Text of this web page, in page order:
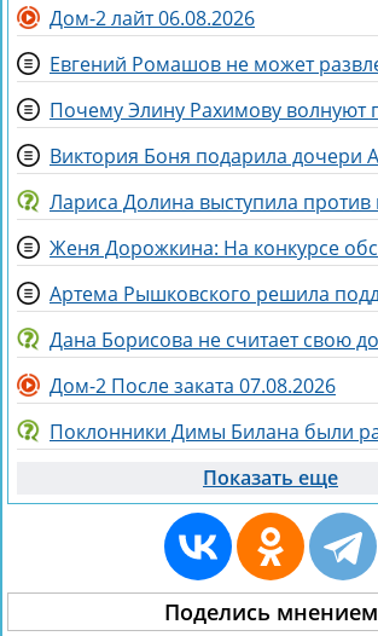
Дом-2 лайт 06.08.2026
Дом-2 После заката 07.08.2026
Показать еще
Поделись мнением